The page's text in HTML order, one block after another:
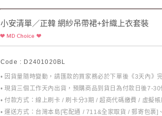
小安清單／正韓 網紗吊帶裙+針織上衣套裝
Code : D2401020BL
• 因貨量隨時變動，請匯款的買家務必於下單後《3天內》
• 現貨三個工作天內出貨，預購商品到貨日為付款日後7-
• 付款方式：線上刷卡 / 刷卡分3期 / 超商代碼繳費 / 虛擬帳
• 運送方式：台灣本島[宅配通 / 711&全家取貨 / 郵寄包裹]